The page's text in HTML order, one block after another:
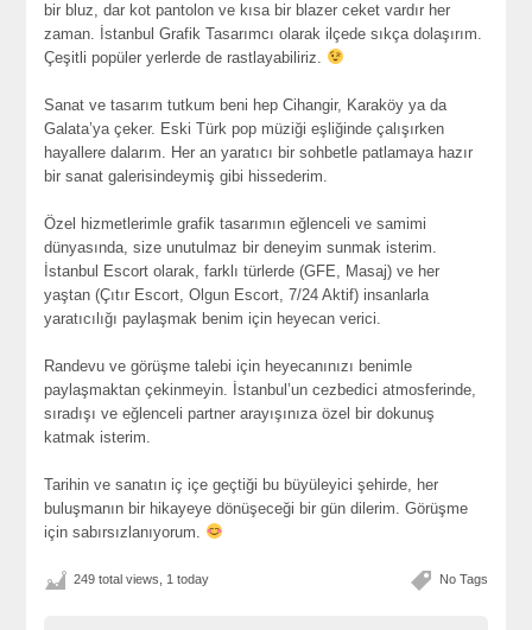
bir bluz, dar kot pantolon ve kısa bir blazer ceket vardır her
zaman. İstanbul Grafik Tasarımcı olarak ilçede sıkça dolaşırım.
Çeşitli popüler yerlerde de rastlayabiliriz.
Sanat ve tasarım tutkum beni hep Cihangir, Karaköy ya da
Galata’ya çeker. Eski Türk pop müziği eşliğinde çalışırken
hayallere dalarım. Her an yaratıcı bir sohbetle patlamaya hazır
bir sanat galerisindeymiş gibi hissederim.
Özel hizmetlerimle grafik tasarımın eğlenceli ve samimi
dünyasında, size unutulmaz bir deneyim sunmak isterim.
İstanbul Escort olarak, farklı türlerde (GFE, Masaj) ve her
yaştan (Çıtır Escort, Olgun Escort, 7/24 Aktif) insanlarla
yaratıcılığı paylaşmak benim için heyecan verici.
Randevu ve görüşme talebi için heyecanınızı benimle
paylaşmaktan çekinmeyin. İstanbul’un cezbedici atmosferinde,
sıradışı ve eğlenceli partner arayışınıza özel bir dokunuş
katmak isterim.
Tarihin ve sanatın iç içe geçtiği bu büyüleyici şehirde, her
buluşmanın bir hikayeye dönüşeceği bir gün dilerim. Görüşme
için sabırsızlanıyorum.
No Tags
249 total views, 1 today